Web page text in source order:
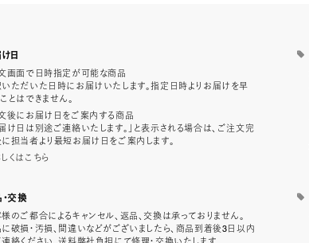
日
画面で日時指定が可能な商品
ただいた日時にお届けいたします。指定日時よりお届けを早
とはできません。
後にお届け日をご案内する商品
け日は別途ご連絡いたします。」と表示される場合は、ご注文完
担当者より最短お届け日をご案内します。
くはこちら
交換
のご都合によるキャンセル、返品、交換は承っておりません。
破損・汚損、間違いなどがございましたら、商品到着後3日以内